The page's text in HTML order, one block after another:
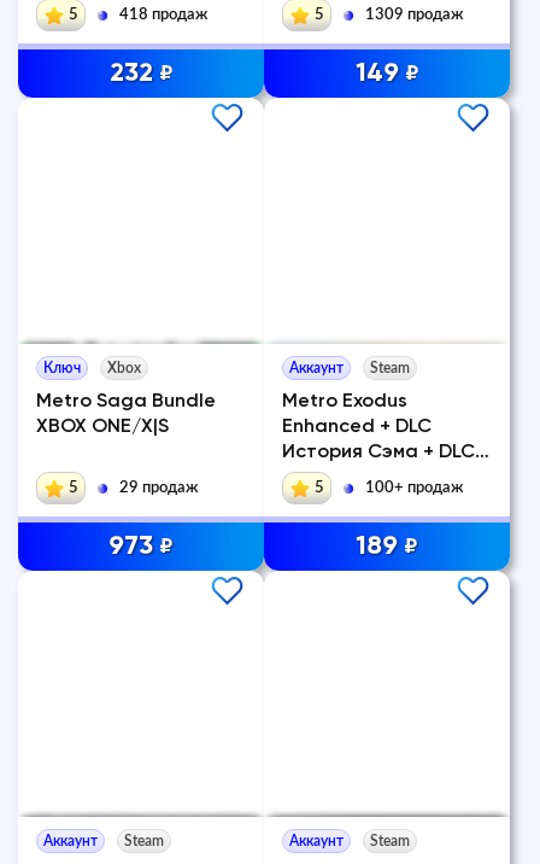
5 418 продаж
232 ₽
5 1309 продаж
149 ₽
Ключ Xbox
Metro Saga Bundle
XBOX ONE/X|S
5 29 продаж
973 ₽
Аккаунт Steam
Metro Exodus
Enhanced + DLC
История Сэма + DLC +
Патчи + Steam
5 100+ продаж
189 ₽
Аккаунт Steam Аккаунт Steam